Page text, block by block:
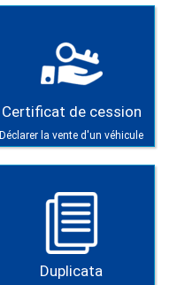
Certificat de cession
Déclarer la vente d'un véhicule
Duplicata